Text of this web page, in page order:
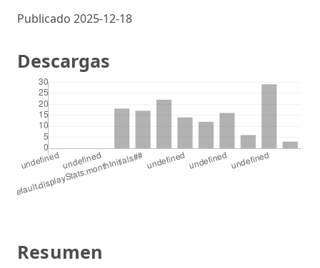
Publicado 2025-12-18
Resumen
Descargas